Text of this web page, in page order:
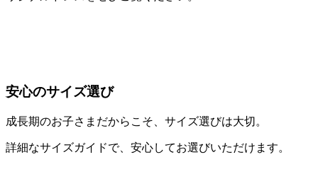
安心のサイズ選び
成長期のお子さまだからこそ、サイズ選びは大切。
詳細なサイズガイドで、安心してお選びいただけます。